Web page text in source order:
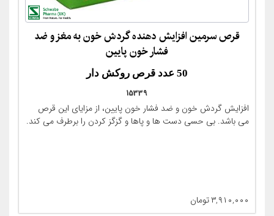
قرص سرمین افزایش دهنده گردش خون به مغز و ضد
فشار خون پایین
50 عدد قرص روکش دار
15339
افزایش گردش خون و ضد فشار خون پایین، از مزایای این قرص
می باشد. بی حسی دست ها و پاها و گزگز کردن را برطرف می کند.
۳,۹۱۰,۰۰۰تومان